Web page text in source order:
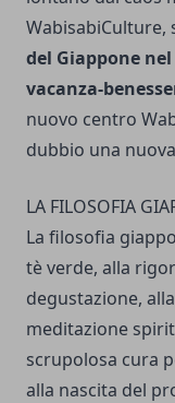
WabisabiCulture,
del Giappone
vacanza-
nuovo centro
dubbio una
LA FILOSOFIA
La filosofia
tè verde, alla
degustazione,
meditazione
scrupolosa cura
alla nascita del